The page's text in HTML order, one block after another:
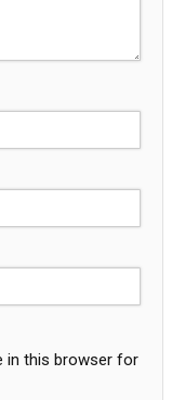
in this browser for